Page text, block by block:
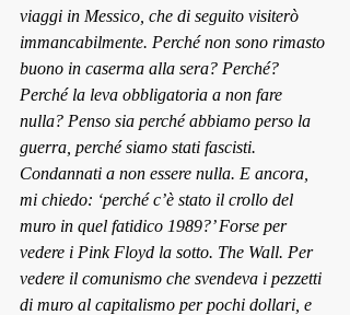
viaggi in Messico, che di seguito visiterò
immancabilmente. Perché non sono rimasto
buono in caserma alla sera? Perché?
Perché la leva obbligatoria a non fare
nulla? Penso sia perché abbiamo perso la
guerra, perché siamo stati fascisti.
Condannati a non essere nulla. E ancora,
mi chiedo: ‘perché c’è stato il crollo del
muro in quel fatidico 1989?’ Forse per
vedere i Pink Floyd la sotto. The Wall. Per
vedere il comunismo che svendeva i pezzetti
di muro al capitalismo per pochi dollari, e